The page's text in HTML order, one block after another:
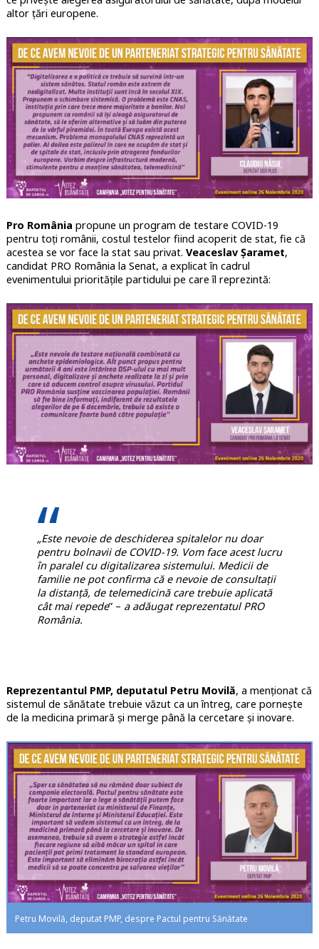
altor țări europene.
Pro România propune un program de testare COVID-19
pentru toți românii, costul testelor fiind acoperit de stat, fie că
acestea se vor face la stat sau privat. Veaceslav Șaramet,
candidat PRO România la Senat, a explicat în cadrul
evenimentului prioritățile partidului pe care îl reprezintă:
„Este nevoie de deschiderea spitalelor nu doar
pentru bolnavii de COVID-19. Vom face acest lucru
în paralel cu digitalizarea sistemului. Medicii de
familie ne pot confirma că e nevoie de consultații
la distanță, de telemedicină care trebuie aplicată
cât mai repede” – a adăugat reprezentatul PRO
România.
Reprezentantul PMP, deputatul Petru Movilă, a menționat că
sistemul de sănătate trebuie văzut ca un întreg, care pornește
de la medicina primară și merge până la cercetare și inovare.
Petru Movilă, deputat PMP, despre Pactul pentru Sănătate